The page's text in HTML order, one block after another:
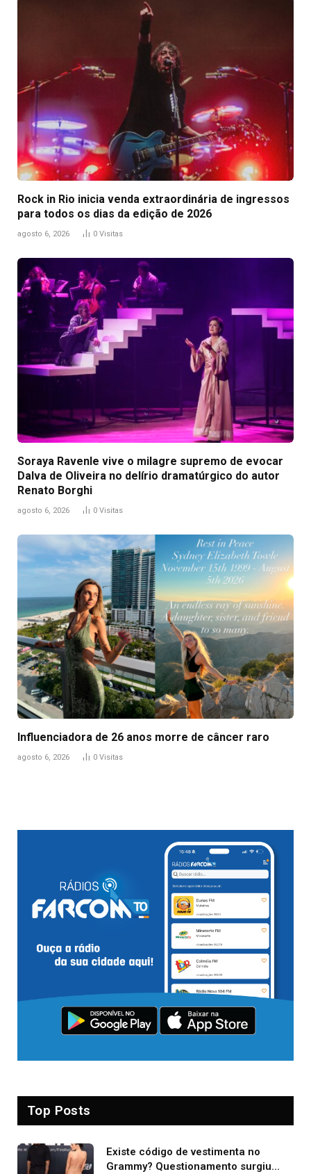
Rock in Rio inicia venda extraordinária de ingressos
para todos os dias da edição de 2026
agosto 6, 2026 0 Visitas
Soraya Ravenle vive o milagre supremo de evocar
Dalva de Oliveira no delírio dramatúrgico do autor
Renato Borghi
agosto 6, 2026 0 Visitas
Influenciadora de 26 anos morre de câncer raro
agosto 6, 2026 0 Visitas
Top Posts
Existe código de vestimenta no
Grammy? Questionamento surgiu